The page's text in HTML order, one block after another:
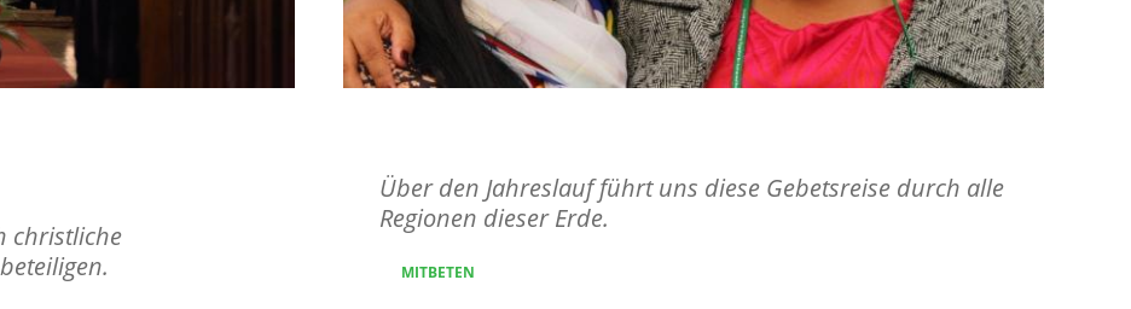
christliche
Über den Jahreslauf führt uns diese Gebetsreise durch alle
Regionen dieser Erde.
MITBETEN